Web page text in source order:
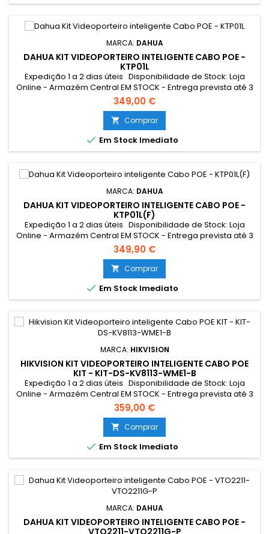
MARCA: DAHUA
DAHUA KIT VIDEOPORTEIRO INTELIGENTE CABO POE -
KTP01L
Expedição 1 a 2 dias úteis Disponibilidade de Stock: Loja
Online - Armazém Central EM STOCK - Entrega prevista até 3
dias úteis Loja Braga - Rua António Fernandes Ferreira
Gomes EM STOCK Resumo: *Conexão Monitor e
Intercomunicador Exterior: Cabo UTP POE Tocaram à
campainha quando não estava em casa? A encomenda
não foi entregue pelo mesmo...
349,00 €
 Comprar
 Em Stock Imediato
MARCA: DAHUA
DAHUA KIT VIDEOPORTEIRO INTELIGENTE CABO POE -
KTP01L(F)
Expedição 1 a 2 dias úteis Disponibilidade de Stock: Loja
Online - Armazém Central EM STOCK - Entrega prevista até 3
dias úteis Loja Braga - Rua António Fernandes Ferreira
Gomes EM STOCK Resumo: *Conexão Monitor e
Intercomunicador Exterior: Cabo UTP POE Tocaram à
campainha quando não estava em casa? A encomenda
não foi entregue pelo mesmo...
349,90 €
 Comprar
 Em Stock Imediato
MARCA: HIKVISION
HIKVISION KIT VIDEOPORTEIRO INTELIGENTE CABO POE
KIT - KIT-DS-KV8113-WME1-B
Expedição 1 a 2 dias úteis Disponibilidade de Stock: Loja
Online - Armazém Central EM STOCK - Entrega prevista até 3
dias úteis Loja Braga - Rua António Fernandes Ferreira
Gomes EM STOCK
359,00 €
 Comprar
 Em Stock Imediato
MARCA: DAHUA
DAHUA KIT VIDEOPORTEIRO INTELIGENTE CABO POE -
VTO2211-VTO2211G-P